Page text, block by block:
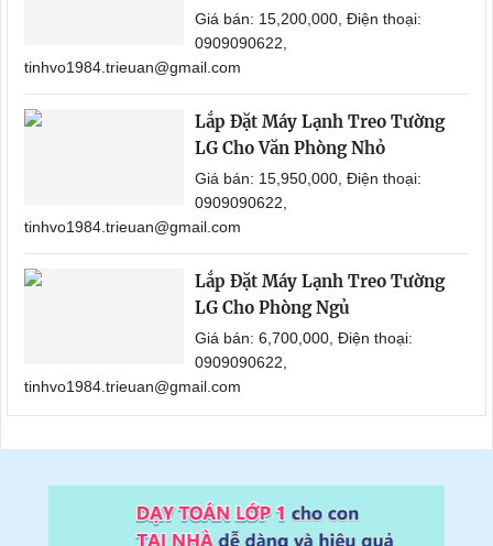
Giá bán: 15,200,000, Điện thoại:
0909090622,
tinhvo1984.trieuan@gmail.com
Lắp Đặt Máy Lạnh Treo Tường
LG Cho Văn Phòng Nhỏ
Giá bán: 15,950,000, Điện thoại:
0909090622,
tinhvo1984.trieuan@gmail.com
Lắp Đặt Máy Lạnh Treo Tường
LG Cho Phòng Ngủ
Giá bán: 6,700,000, Điện thoại:
0909090622,
tinhvo1984.trieuan@gmail.com